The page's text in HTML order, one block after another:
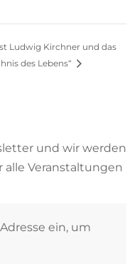
Ludwig Kirchner und das
des Lebens“
und wir werden
alle Veranstaltungen
ein, um